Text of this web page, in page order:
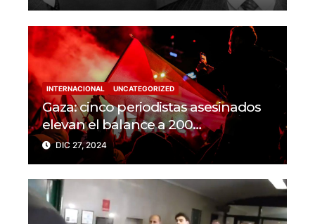
INTERNACIONAL UNCATEGORIZED
Gaza: cinco periodistas asesinados
elevan el balance a 200
trabajadores de la prensa muertos
en 2024
DIC 27, 2024